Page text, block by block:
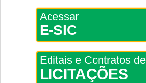
Acessar
E-SIC
Editais e Contratos de
LICITAÇÕES